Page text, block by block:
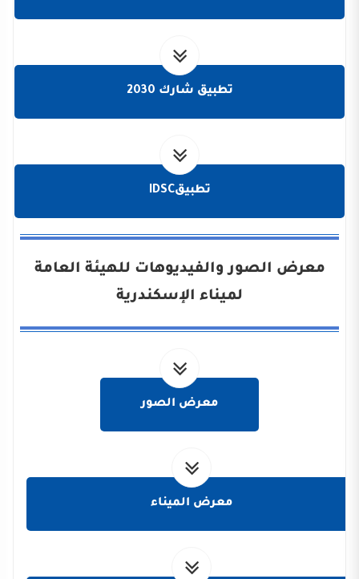
تطبيق شارك 2030
تطبيقIDSC
معرض الصور والفيديوهات للهيئة العامة
لميناء الإسكندرية
معرض الصور
معرض الميناء